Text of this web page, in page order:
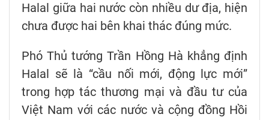
Halal giữa hai nước còn nhiều dư địa, hiện
chưa được hai bên khai thác đúng mức.
Phó Thủ tướng Trần Hồng Hà khẳng định
Halal sẽ là “cầu nối mới, động lực mới”
trong hợp tác thương mại và đầu tư của
Việt Nam với các nước và cộng đồng Hồi